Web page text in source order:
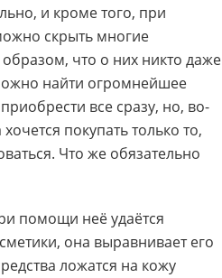
и кроме того, при
скрыть многие
что о них никто даже
найти огромнейшее
все сразу, но, во-
покупать только то,
Что же обязательно
помощи неё удаётся
она выравнивает его
ложатся на кожу